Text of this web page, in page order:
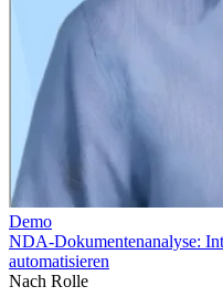
Nach Rolle